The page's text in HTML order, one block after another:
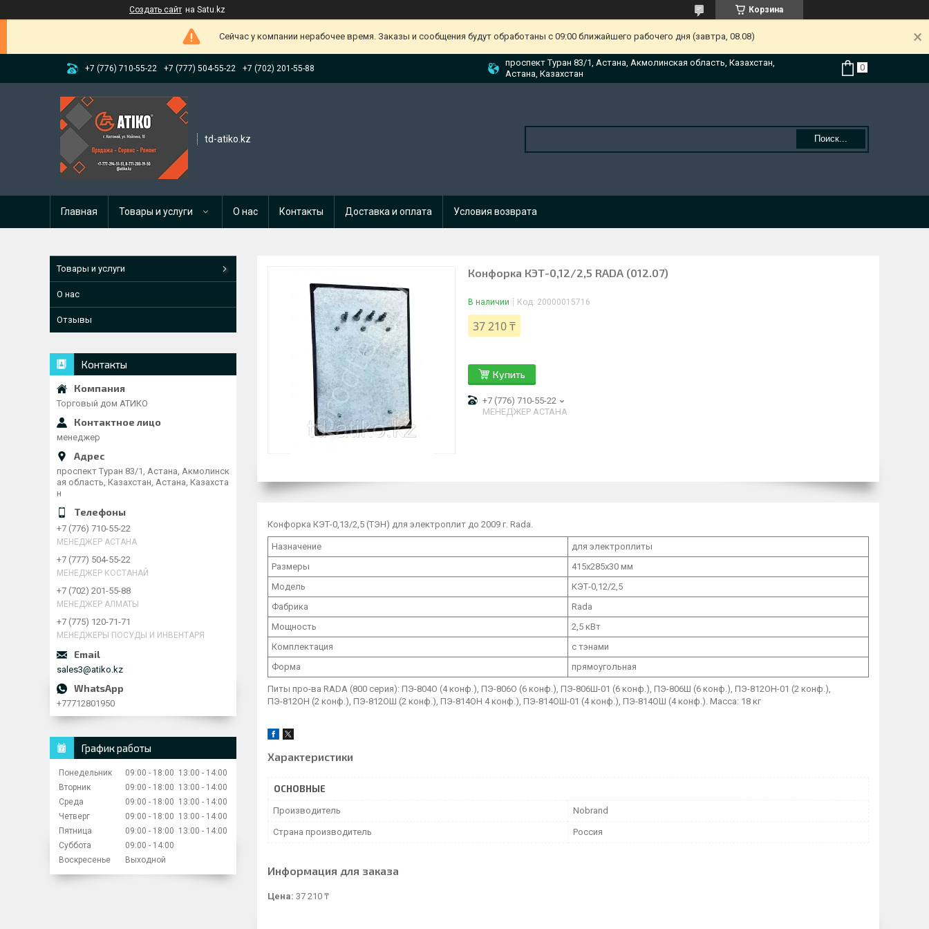
Создать сайт на Satu.kz Корзина
Сейчас у компании нерабочее время. Заказы и сообщения будут обработаны с 09:00 ближайшего рабочего дня (завтра, 08.08)
+7 (776) 710-55-22 +7 (777) 504-55-22 +7 (702) 201-55-88
проспект Туран 83/1, Астана, Акмолинская область, Казахстан,
Астана, Казахстан
td-atiko.kz Поиск...
Главная Товары и услуги О нас Контакты Доставка и оплата Условия возврата
Конфорка КЭТ-0,12/2,5 RADA (012.07)
В наличии Код: 20000015716
37 210 ₸
Купить
+7 (776) 710-55-22
МЕНЕДЖЕР АСТАНА
Конфорка КЭТ-0,13/2,5 (ТЭН) для электроплит до 2009 г. Rada.
Назначение
для электроплиты
Размеры
415х285х30 мм
Модель
КЭТ-0,12/2,5
Фабрика
Rada
Мощность
2,5 кВт
Комплектация
с тэнами
Форма
прямоугольная
Питы про-ва RADA (800 серия): ПЭ-804О (4 конф.), ПЭ-806О (6 конф.), ПЭ-806Ш-01 (6 конф.), ПЭ-806Ш (6 конф.), ПЭ-812ОН-01 (2 конф.),
ПЭ-812ОН (2 конф.), ПЭ-812ОШ (2 конф.), ПЭ-814ОН 4 конф.), ПЭ-814ОШ-01 (4 конф.), ПЭ-814ОШ (4 конф.). Масса: 18 кг
Характеристики
ОСНОВНЫЕ
Производитель Nobrand
Страна производитель Россия
Информация для заказа
Цена: 37 210 ₸
Товары и услуги
О нас
Отзывы
Контакты
Торговый дом АТИКО
менеджер
проспект Туран 83/1, Астана, Акмолинск
ая область, Казахстан, Астана, Казахста
н
+7 (776) 710-55-22
МЕНЕДЖЕР АСТАНА
+7 (777) 504-55-22
МЕНЕДЖЕР КОСТАНАЙ
+7 (702) 201-55-88
МЕНЕДЖЕР АЛМАТЫ
+7 (775) 120-71-71
МЕНЕДЖЕРЫ ПОСУДЫ И ИНВЕНТАРЯ
sales3@atiko.kz
+77712801950
График работы
Понедельник 09:00 18:00 13:00
14:00
Вторник
09:00 18:00 13:00
14:00
Среда
09:00 18:00 13:00
14:00
Четверг
09:00 18:00 13:00
14:00
Пятница
09:00 18:00 13:00
14:00
Суббота
09:00
14:00
Воскресенье
Выходной